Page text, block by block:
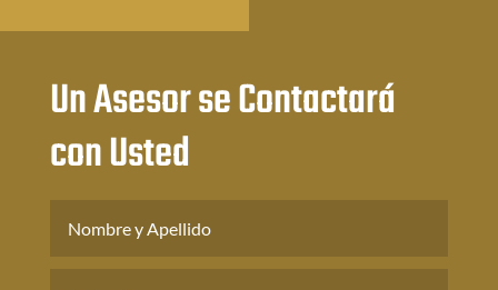
Un Asesor se Contactará
con Usted